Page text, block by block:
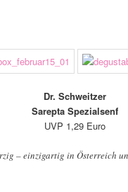
Dr. Schweitzer
Sarepta Spezialsenf
UVP 1,29 Euro
– einzigartig in Österreich